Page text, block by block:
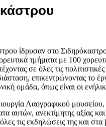
ίδρυσαν στο
τμήματα με 100
σε όλες τις
επικεντρώνοντας
ομάδα, όπως είναι οι
Λαογραφικού
αυτών, ανεκτίμητης αξίας
τις εκδηλώσεις της και